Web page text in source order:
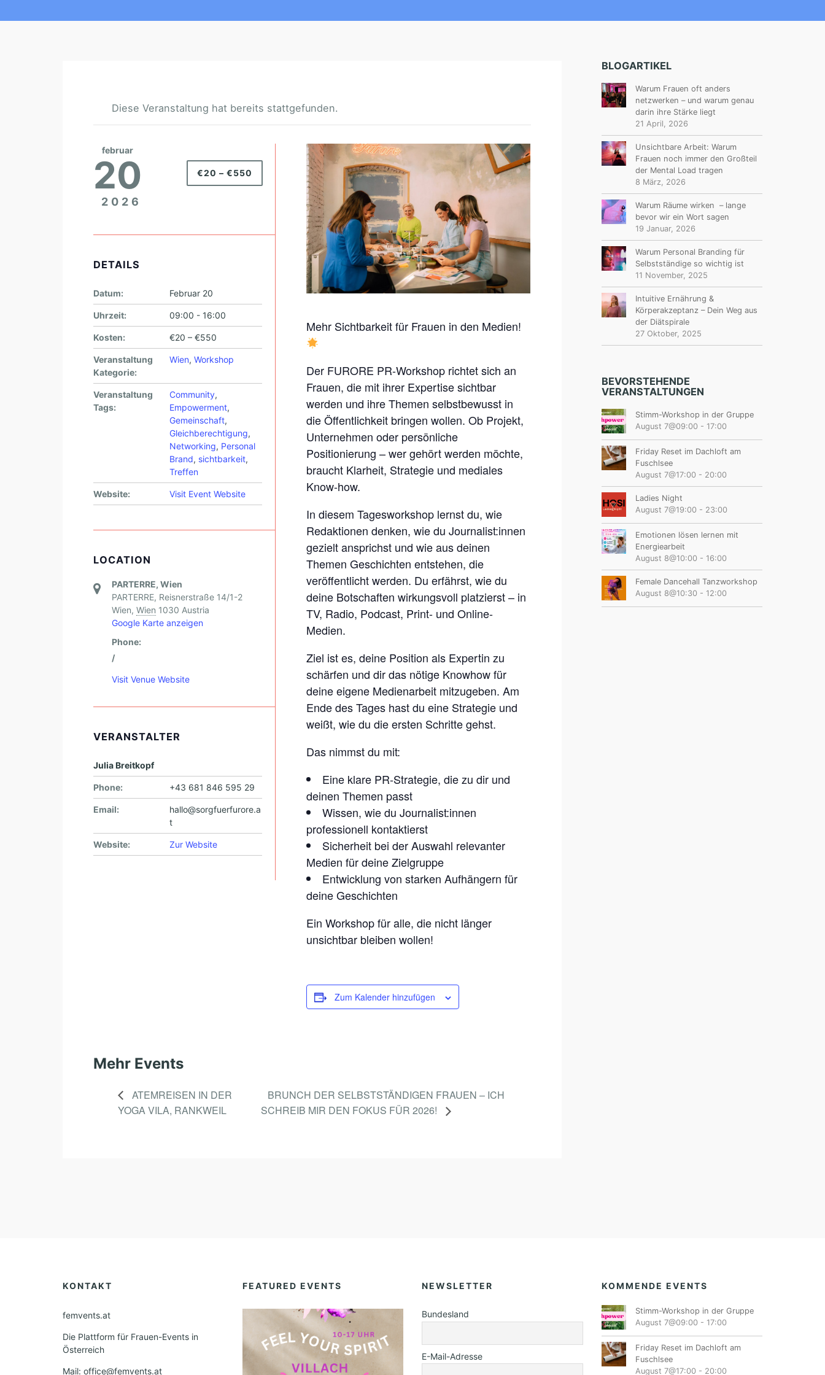
Diese Veranstaltung hat bereits stattgefunden.
F
U
R
O
R
E
P
R
-
W
O
R
K
S
H
O
P
Mehr Sichtbarkeit für Frauen in den Medien!
Der FURORE PR-Workshop richtet sich an
Frauen, die mit ihrer Expertise sichtbar
werden und ihre Themen selbstbewusst in
die Öffentlichkeit bringen wollen. Ob Projekt,
Unternehmen oder persönliche
Positionierung – wer gehört werden möchte,
braucht Klarheit, Strategie und mediales
Know-how.
In diesem Tagesworkshop lernst du, wie
Redaktionen denken, wie du Journalist:innen
gezielt ansprichst und wie aus deinen
Themen Geschichten entstehen, die
veröffentlicht werden. Du erfährst, wie du
deine Botschaften wirkungsvoll platzierst – in
TV, Radio, Podcast, Print- und Online-
Medien.
Ziel ist es, deine Position als Expertin zu
schärfen und dir das nötige Knowhow für
deine eigene Medienarbeit mitzugeben. Am
Ende des Tages hast du eine Strategie und
weißt, wie du die ersten Schritte gehst.
Das nimmst du mit:
Eine klare PR-Strategie, die zu dir und
deinen Themen passt
Wissen, wie du Journalist:innen
professionell kontaktierst
Sicherheit bei der Auswahl relevanter
Medien für deine Zielgruppe
Entwicklung von starken Aufhängern für
deine Geschichten
Ein Workshop für alle, die nicht länger
unsichtbar bleiben wollen!
Zum Kalender hinzufügen
februar
20
2026
€20 – €550
DETAILS
Datum: Februar 20
Uhrzeit: 09:00 - 16:00
Kosten: €20 – €550
Veranstaltung
Kategorie:
Wien, Workshop
Veranstaltung
Tags:
Community,
Empowerment,
Gemeinschaft,
Gleichberechtigung,
Networking, Personal
Brand, sichtbarkeit,
Treffen
Website: Visit Event Website
LOCATION
PARTERRE, Wien
PARTERRE, Reisnerstraße 14/1-2
Wien, Wien 1030 Austria
Google Karte anzeigen
Phone:
/
Visit Venue Website
VERANSTALTER
Julia Breitkopf
Phone: +43 681 846 595 29
Email:
hallo@sorgfuerfurore.a
t
Website: Zur Website
Mehr Events
ATEMREISEN IN DER
YOGA VILA, RANKWEIL
BRUNCH DER SELBSTSTÄNDIGEN FRAUEN – ICH
SCHREIB MIR DEN FOKUS FÜR 2026!
BLOGARTIKEL
Warum Frauen oft anders
netzwerken – und warum genau
darin ihre Stärke liegt
21 April, 2026
Unsichtbare Arbeit: Warum
Frauen noch immer den Großteil
der Mental Load tragen
8 März, 2026
Warum Räume wirken – lange
bevor wir ein Wort sagen
19 Januar, 2026
Warum Personal Branding für
Selbstständige so wichtig ist
11 November, 2025
Intuitive Ernährung &
Körperakzeptanz – Dein Weg aus
der Diätspirale
27 Oktober, 2025
BEVORSTEHENDE
VERANSTALTUNGEN
Stimm-Workshop in der Gruppe
August 7@09:00- 17:00
Friday Reset im Dachloft am
Fuschlsee
August 7@17:00- 20:00
Ladies Night
August 7@19:00- 23:00
Emotionen lösen lernen mit
Energiearbeit
August 8@10:00- 16:00
Female Dancehall Tanzworkshop
August 8@10:30- 12:00
KONTAKT
femvents.at
Die Plattform für Frauen-Events in
Österreich
Mail: office@femvents.at
FEATURED EVENTS NEWSLETTER
Bundesland
E-Mail-Adresse
KOMMENDE EVENTS
Stimm-Workshop in der Gruppe
August 7@09:00- 17:00
Friday Reset im Dachloft am
Fuschlsee
August 7@17:00- 20:00